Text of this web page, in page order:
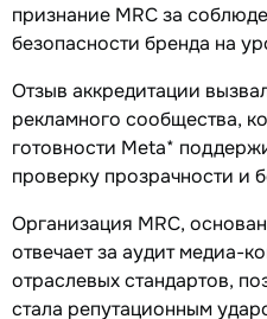
признание MRC за
безопасности бренда на
Отзыв аккредитации
рекламного сообщества,
готовности Meta*
проверку прозрачности и
Организация MRC,
отвечает за аудит медиа-
отраслевых стандартов,
стала репутационным